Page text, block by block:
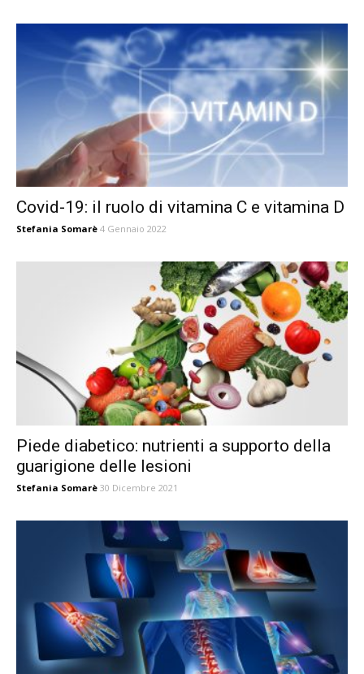
Covid-19: il ruolo di vitamina C e vitamina D
Stefania Somarè 4 Gennaio 2022
Piede diabetico: nutrienti a supporto della
guarigione delle lesioni
Stefania Somarè 30 Dicembre 2021